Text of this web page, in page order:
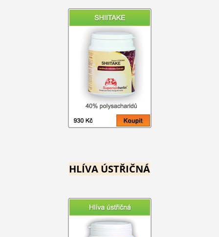
HLÍVA ÚSTŘIČNÁ